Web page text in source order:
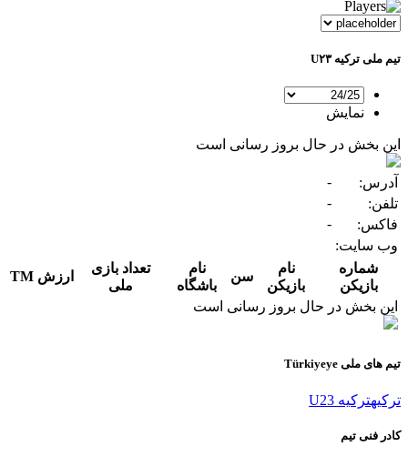
تیم ملی ترکیه U۲۳
نمایش
این بخش در حال بروز رسانی است
آدرس:
-
تلفن:
-
فاکس:
-
وب سایت:
شماره
بازیکن
نام
بازیکن
سن
نام
باشگاه
تعداد بازی
ملی
ارزش TM
این بخش در حال بروز رسانی است
تیم های ملی Türkiyeye
ترکیهترکیه U23
کادر فنی تیم